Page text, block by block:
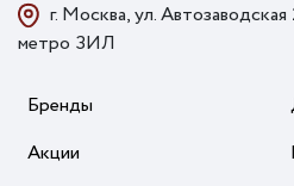
г. Москва, ул.
метро ЗИЛ
Бренды
Акции